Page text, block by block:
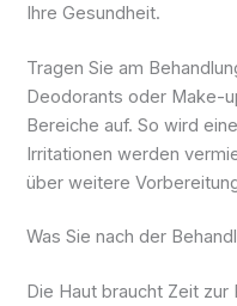
Ihre Gesundheit.
Tragen Sie am
Deodorants oder Make-
Bereiche auf. So wird
Irritationen werden
über weitere
Was Sie nach der
Die Haut braucht Zeit